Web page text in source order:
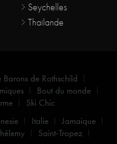
Seychelles
Thailande
de Rothschild
Bout du monde
Ski Chic
Italie
Jamaique
Saint-Tropez